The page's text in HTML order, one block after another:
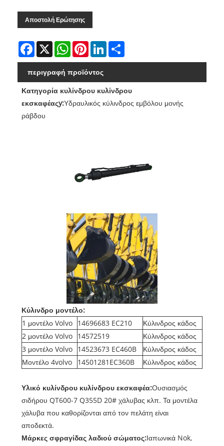
Αποστολή Ερώτησης
Facebook
X WhatsAppPinterestLinkedIn
περιγραφή προϊόντος
Κατηγορία κυλίνδρου κυλίνδρου
εκσκαφέαςy:Υδραυλικός κύλινδρος εμβόλου μονής
ράβδου
Κύλινδρο μοντέλο:
1 μοντέλο Volvo 14696683 EC210
Κύλινδρος κάδος
2 μοντέλο Volvo 14572519
Κύλινδρος κάδος
3 μοντέλο Volvo 14523673 EC460B
Κύλινδρος κάδος
Μοντέλο 4volvo
14501281EC360B Κύλινδρος κάδος
Υλικό κυλίνδρου κυλίνδρου εκσκαφέα:Ουσιασμός
σιδήρου QT600-7 Q355D 20# χάλυβας κλπ. Τα μοντέλα
χάλυβα που καθορίζονται από τον πελάτη είναι
αποδεκτά.
Μάρκες σφραγίδας λαδιού σώματος:Ιαπωνικά Nok,